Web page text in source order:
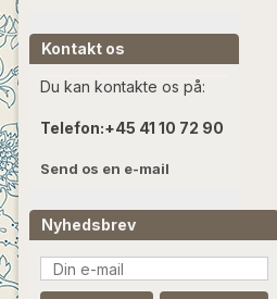
Kontakt os
Du kan kontakte os på:
Telefon:+45 41 10 72 90
Send os en e-mail
Nyhedsbrev